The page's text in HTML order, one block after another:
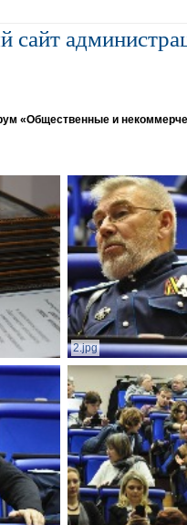
сайт
«Общественные и
2.jpg